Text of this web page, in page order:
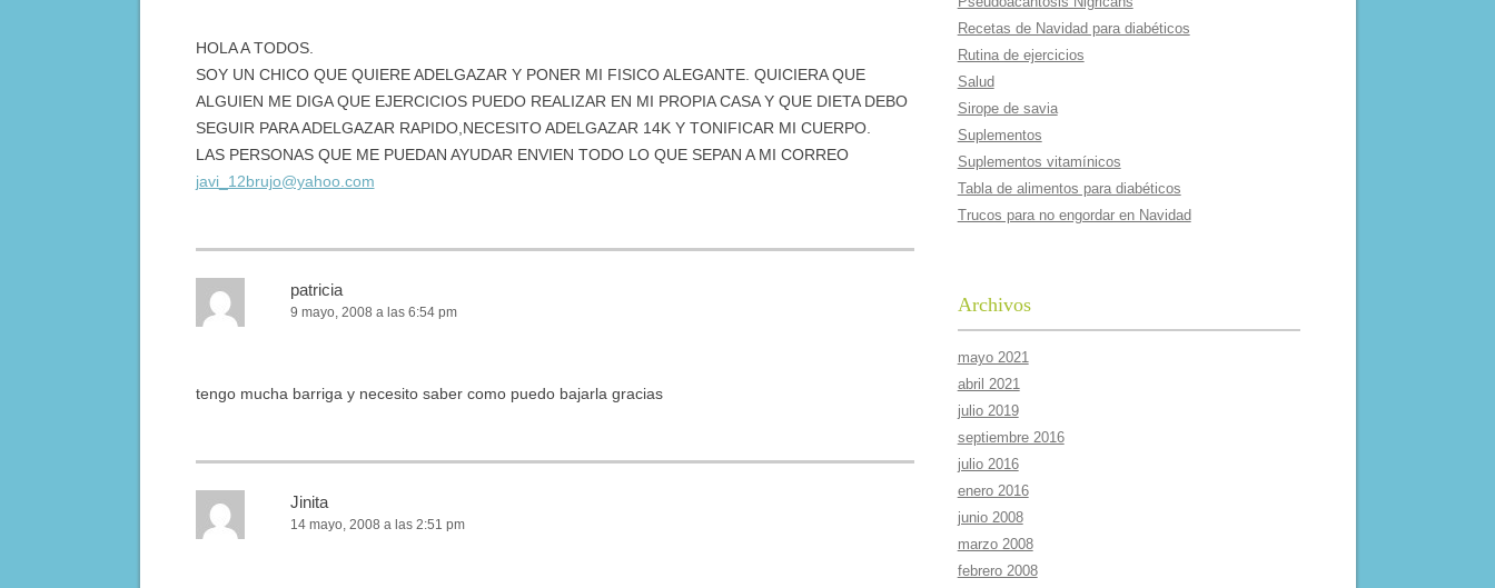
HOLA A TODOS.
SOY UN CHICO QUE QUIERE ADELGAZAR Y PONER MI FISICO ALEGANTE. QUICIERA QUE
ALGUIEN ME DIGA QUE EJERCICIOS PUEDO REALIZAR EN MI PROPIA CASA Y QUE DIETA DEBO
SEGUIR PARA ADELGAZAR RAPIDO,NECESITO ADELGAZAR 14K Y TONIFICAR MI CUERPO.
LAS PERSONAS QUE ME PUEDAN AYUDAR ENVIEN TODO LO QUE SEPAN A MI CORREO
javi_12brujo@yahoo.com
patricia
9 mayo, 2008 a las 6:54 pm
tengo mucha barriga y necesito saber como puedo bajarla gracias
Jinita
14 mayo, 2008 a las 2:51 pm
Recetas de Navidad para diabéticos
Rutina de ejercicios
Salud
Sirope de savia
Suplementos
Suplementos vitamí­nicos
Tabla de alimentos para diabéticos
Trucos para no engordar en Navidad
Archivos
mayo 2021
abril 2021
julio 2019
septiembre 2016
julio 2016
enero 2016
junio 2008
marzo 2008
febrero 2008